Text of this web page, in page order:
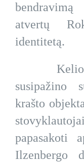
atvertų
identitetą.
Kelionių
susipažino
krašto
papasakoti
Ilzenbergo